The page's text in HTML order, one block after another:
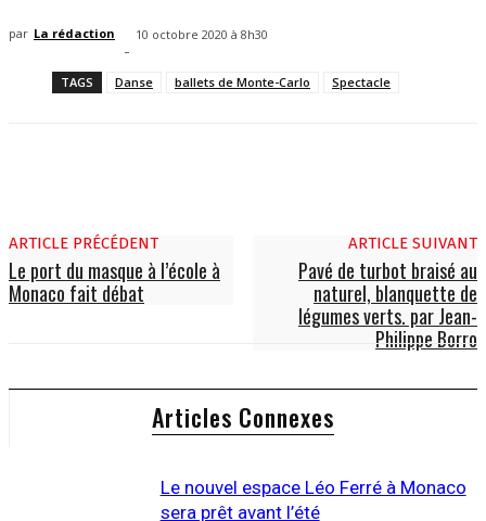
par La rédaction
-
10 octobre 2020 à 8h30
TAGS Danse ballets de Monte-Carlo Spectacle
ARTICLE PRÉCÉDENT
Le port du masque à l’école à
Monaco fait débat
ARTICLE SUIVANT
Pavé de turbot braisé au
naturel, blanquette de
légumes verts. par Jean-
Philippe Borro
Articles Connexes
Le nouvel espace Léo Ferré à Monaco
sera prêt avant l’été